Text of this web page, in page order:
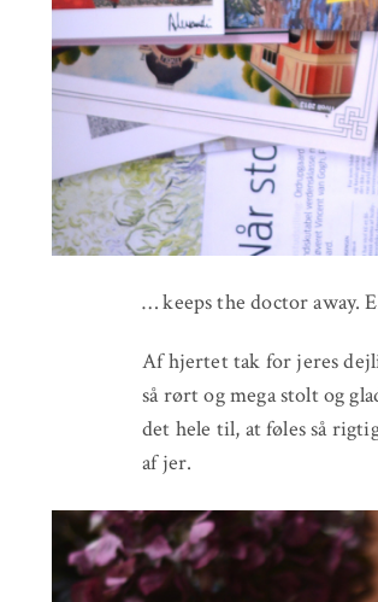
… keeps the doctor away.
Af hjertet tak for jeres
så rørt og mega stolt og
det hele til, at føles så
af jer.